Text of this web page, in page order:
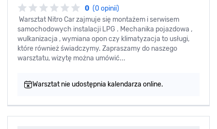
0 (0 opinii)
Warsztat Nitro Car zajmuje się montażem i serwisem
samochodowych instalacji LPG . Mechanika pojazdowa ,
wulkanizacja , wymiana opon czy klimatyzacja to usługi,
które również świadczymy. Zapraszamy do naszego
warsztatu, wizytę można umówić...
Warsztat nie udostępnia kalendarza online.